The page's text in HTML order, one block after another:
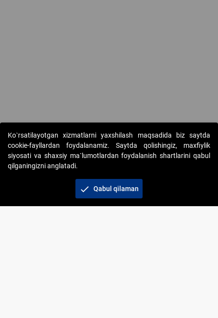
Copyright © 2017-2026. "Elektron onlayn-auksionlarni
tashkil etish" AJ. Barcha huquqlar himoyalangan
Ko`rsatilayotgan xizmatlarni yaxshilash maqsadida biz saytda
cookie-fayllardan foydalanamiz. Saytda qolishingiz, maxfiylik
siyosati va shaxsiy ma`lumotlardan foydalanish shartlarini qabul
qilganingizni anglatadi.
check Qabul qilaman